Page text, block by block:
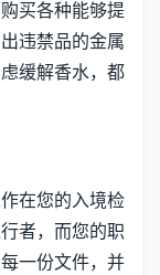
买各种能够提
违禁品的金属
缓解香水，都
在您的入境检
者，而您的职
一份文件，并